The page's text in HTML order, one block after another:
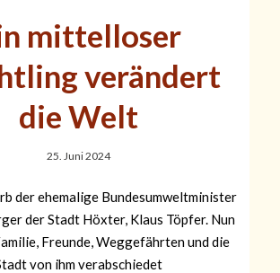
mittelloser
verändert
die Welt
25. Juni 2024
der ehemalige Bundesumweltminister
der Stadt Höxter, Klaus Töpfer. Nun
Freunde, Weggefährten und die
von ihm verabschiedet